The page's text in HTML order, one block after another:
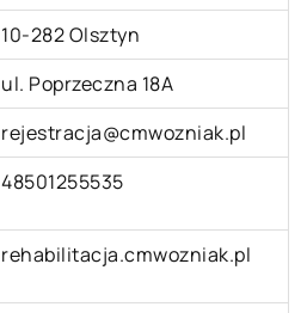
10-282 Olsztyn
ul. Poprzeczna 18A
rejestracja@cmwozniak.pl
48501255535
rehabilitacja.cmwozniak.pl